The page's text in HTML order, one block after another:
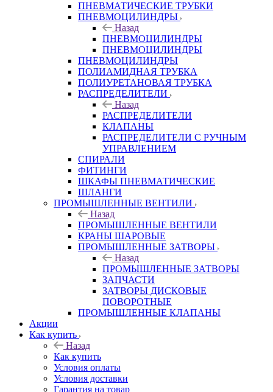
ПНЕВМАТИЧЕСКИЕ ТРУБКИ
ПНЕВМОЦИЛИНДРЫ
Назад
ПНЕВМОЦИЛИНДРЫ
ПНЕВМОЦИЛИНДРЫ
ПНЕВМОЦИЛИНДРЫ
ПОЛИАМИДНАЯ ТРУБКА
ПОЛИУРЕТАНОВАЯ ТРУБКА
РАСПРЕДЕЛИТЕЛИ
Назад
РАСПРЕДЕЛИТЕЛИ
КЛАПАНЫ
РАСПРЕДЕЛИТЕЛИ С РУЧНЫМ
УПРАВЛЕНИЕМ
СПИРАЛИ
ФИТИНГИ
ШКАФЫ ПНЕВМАТИЧЕСКИЕ
ШЛАНГИ
ПРОМЫШЛЕННЫЕ ВЕНТИЛИ
Назад
ПРОМЫШЛЕННЫЕ ВЕНТИЛИ
КРАНЫ ШАРОВЫЕ
ПРОМЫШЛЕННЫЕ ЗАТВОРЫ
Назад
ПРОМЫШЛЕННЫЕ ЗАТВОРЫ
ЗАПЧАСТИ
ЗАТВОРЫ ДИСКОВЫЕ
ПОВОРОТНЫЕ
ПРОМЫШЛЕННЫЕ КЛАПАНЫ
Акции
Как купить
Назад
Как купить
Условия оплаты
Условия доставки
Гарантия на товар